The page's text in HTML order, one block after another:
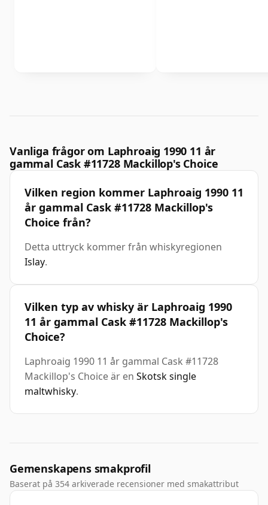
Vanliga frågor om Laphroaig 1990 11 år
gammal Cask #11728 Mackillop's Choice
Vilken region kommer Laphroaig 1990 11
år gammal Cask #11728 Mackillop's
Choice från?
Detta uttryck kommer från whiskyregionen
Islay.
Vilken typ av whisky är Laphroaig 1990
11 år gammal Cask #11728 Mackillop's
Choice?
Laphroaig 1990 11 år gammal Cask #11728
Mackillop's Choice är en Skotsk single
maltwhisky.
Gemenskapens smakprofil
Baserat på 354 arkiverade recensioner med smakattribut